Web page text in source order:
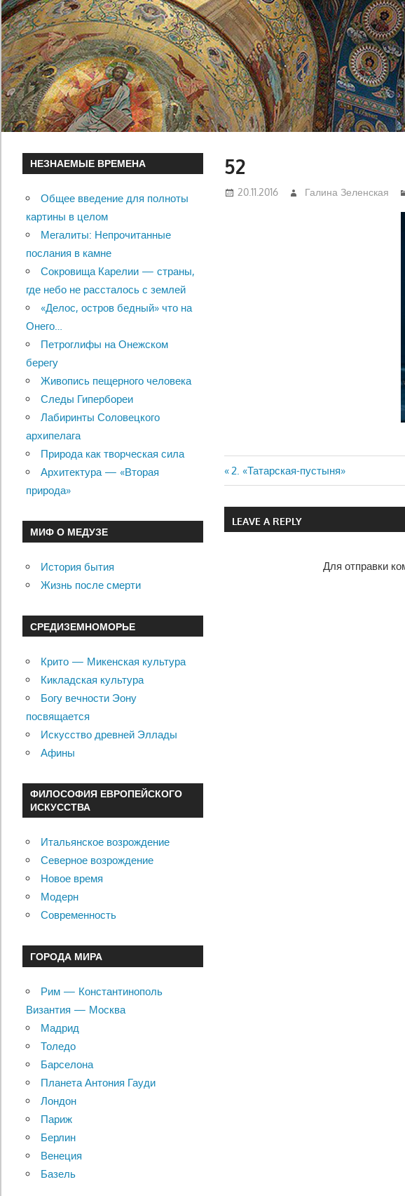
52
20.11.2016 Галина Зеленская
Навигация
по
Previous
Post:
2. «Татарская-пустыня»
LEAVE A REPLY
Для отправки
НЕЗНАЕМЫЕ ВРЕМЕНА
Общее введение для полноты
картины в целом
Мегалиты: Непрочитанные
послания в камне
Сокровища Карелии — страны,
где небо не рассталось с землей
«Делос, остров бедный» что на
Онего…
Петроглифы на Онежском
берегу
Живопись пещерного человека
Следы Гипербореи
Лабиринты Соловецкого
архипелага
Природа как творческая сила
Архитектура — «Вторая
природа»
МИФ О МЕДУЗЕ
История бытия
Жизнь после смерти
СРЕДИЗЕМНОМОРЬЕ
Крито — Микенская культура
Кикладская культура
Богу вечности Эону
посвящается
Искусство древней Эллады
Афины
ФИЛОСОФИЯ ЕВРОПЕЙСКОГО
ИСКУССТВА
Итальянское возрождение
Северное возрождение
Новое время
Модерн
Современность
ГОРОДА МИРА
Рим — Константинополь
Византия — Москва
Мадрид
Толедо
Барселона
Планета Антония Гауди
Лондон
Париж
Берлин
Венеция
Базель